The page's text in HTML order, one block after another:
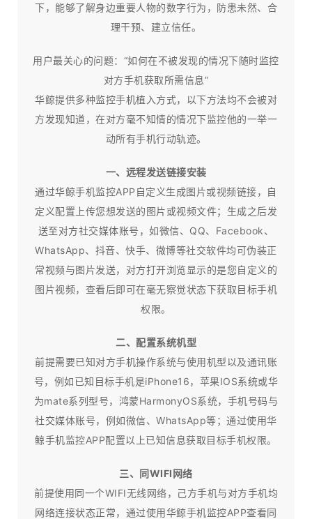
下，能够了解身边重要人物的数字行为，防患未然、合
理干预、建立信任。​
用户最关心的问题：“如何在不被发现的情况下随时监控
对方手机获取所需信息”
华鲸提供多种监控手机植入方式，以下方法均不会被对
方发现知道，在对方毫不知情的情况下监控他的一举一
动所有手机行动轨迹。
一、远程发送链接安装
通过华鲸手机监控APP自定义生成图片或视频链接，自
定义配置上传您想发送的图片或视频文件；生成之后发
送至对方社交媒体账号，如微信、QQ、Facebook、
WhatsApp、抖音、快手、微博等社交软件均可伪装正
常视频与图片发送，对方打开浏览显示的是您自定义的
图片视频，查看后即可在毫无察觉状态下获取目标手机
权限。
二、配置系统机型
前提需要已知对方手机操作系统与使用机型以及通讯账
号，例如已知目标手机是iPhone16，苹果IOS系统或华
为mate系列型号，鸿蒙HarmonyOS系统，手机号码与
社交媒体账号，例如微信、WhatsApp等；通过使用华
鲸手机监控APP配置以上已知信息获取目标手机权限。
三、同WIFI网络
前提使用同一个WIFI无线网络，己方手机与对方手机均
网络连接状态正常，通过使用华鲸手机监控APP查看同